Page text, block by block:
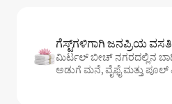
ಗೆಸ್ಟ್‌ಗಳಿಗಾಗಿ ಜನಪ್ರಿಯ
ಮಿರ್ಟಲ್ ಬೀಚ್ ನಗರದಲ್ಲಿನ
ಅಡುಗೆ ಮನೆ, ವೈಫೈ ಮತ್ತು ಪೂಲ್